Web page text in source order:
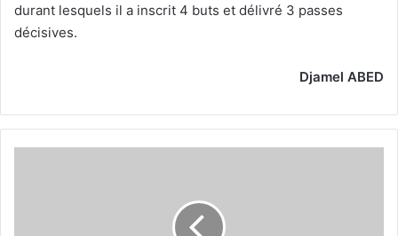
durant lesquels il a inscrit 4 buts et délivré 3 passes
décisives.
Djamel ABED